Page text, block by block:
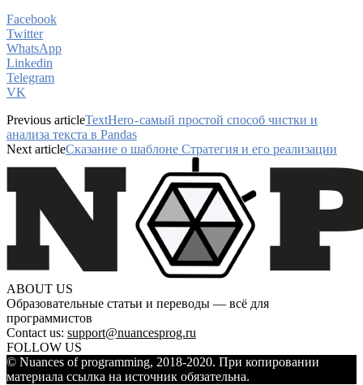
Facebook
Twitter
WhatsApp
Linkedin
Telegram
VK
Previous articleTextHero - самый простой способ чистки и
анализа текста в Pandas
Next articleСказание о шаблоне Стратегия и его реализации
ABOUT US
Образовательные статьи и переводы — всё для
программистов
Contact us: support@nuancesprog.ru
FOLLOW US
© Nuances of programming, 2018-2020. При копировании
материала ссылка на источник обязательна.